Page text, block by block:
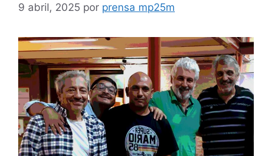
9 abril, 2025 por prensa mp25m